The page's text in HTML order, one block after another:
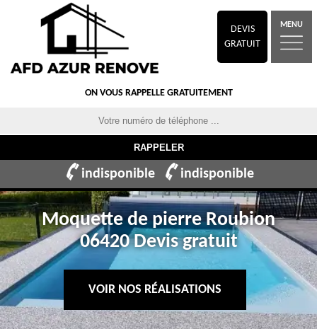
DEVIS
GRATUIT
MENU
ON VOUS RAPPELLE GRATUITEMENT
indisponible indisponible
Moquette de pierre Roubion
06420 Devis gratuit
VOIR NOS RÉALISATIONS